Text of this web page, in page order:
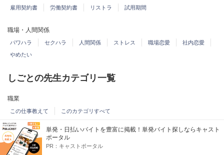
雇用契約書
労働契約書 リストラ 試用期間
職場・人間関係
パワハラ セクハラ 人間関係 ストレス 職場恋愛
社内恋愛
やめたい
しごとの先生カテゴリ一覧
職業
この仕事教えて このカテゴリすべて
就職、転職
就職活動 転職 退職 公務員試験
単発・日払いバイトを豊富に掲載！単発バイト探しならキャスト
ポータル
PR： キャストポータル